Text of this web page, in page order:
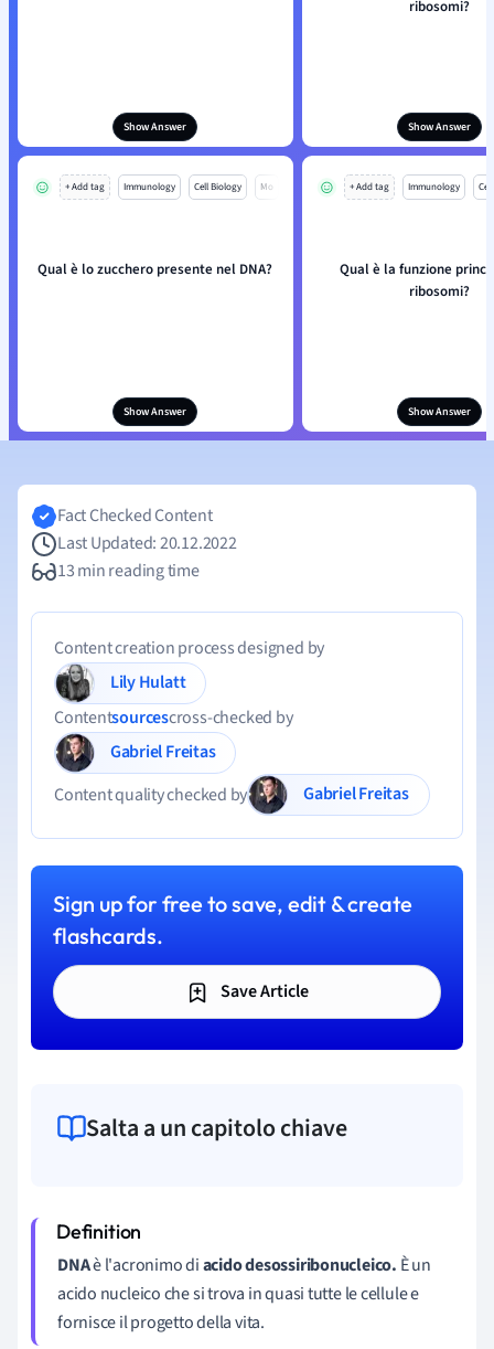
Show Answer
ribosomi?
Show Answer
+ Add tag Immunology Cell Biology Mo
Qual è lo zucchero presente nel DNA?
Show Answer
+ Add tag Immunology
Qual è la funzione
ribosomi?
Show Answer
Fact Checked Content
Last Updated: 20.12.2022
13 min reading time
Content creation process designed by
Lily Hulatt
Contentsourcescross-checked by
Gabriel Freitas
Content quality checked by
Gabriel Freitas
Sign up for free to save, edit & create
flashcards.
Save Article
Salta a un capitolo chiave
DNAè l'acronimo diacido desossiribonucleico. È un
acido nucleico che si trova in quasi tutte le cellule e
fornisce il progetto della vita.